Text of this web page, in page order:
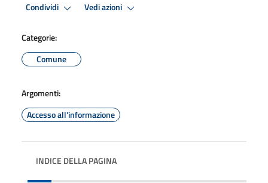
Condividi Vedi azioni
Categorie:
Comune
Argomenti:
Accesso all'informazione
INDICE DELLA PAGINA